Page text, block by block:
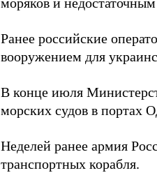
Ранее российские
вооружением для
В конце июля
морских судов в портах
Неделей ранее армия
транспортных корабля.